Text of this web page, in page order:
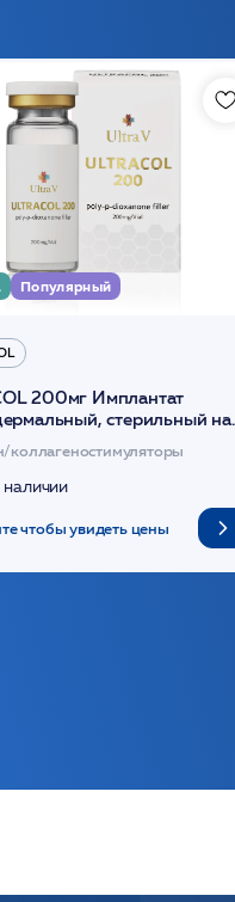
Популярный
200мг Имплантат
стерильный на
/ULTRACOL
коллагеностимуляторы
наличии
чтобы увидеть цены